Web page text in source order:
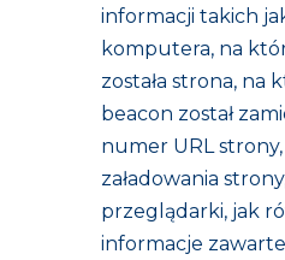
informacji takich
komputera, na
została strona, na
beacon został
numer URL strony,
załadowania
przeglądarki, jak
informacje